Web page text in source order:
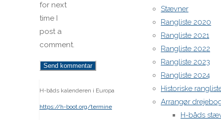
Stævner
Rangliste 2020
Rangliste 2021
Rangliste 2022
Rangliste 2023
Rangliste 2024
Historiske
Arrangør
H-båds
for next
time I
post a
comment.
H-båds kalenderen i Europa
https://h-boot.org/termine